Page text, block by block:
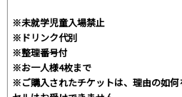
※未就学児童入場禁止
※ドリンク代別
※整理番号付
※お一人様4枚まで
※ご購入されたチケットは、理由の如